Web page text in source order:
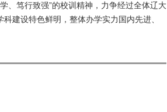
、笃行致强”的校训精神，力争经过全体辽大
建设特色鲜明，整体办学实力国内先进、